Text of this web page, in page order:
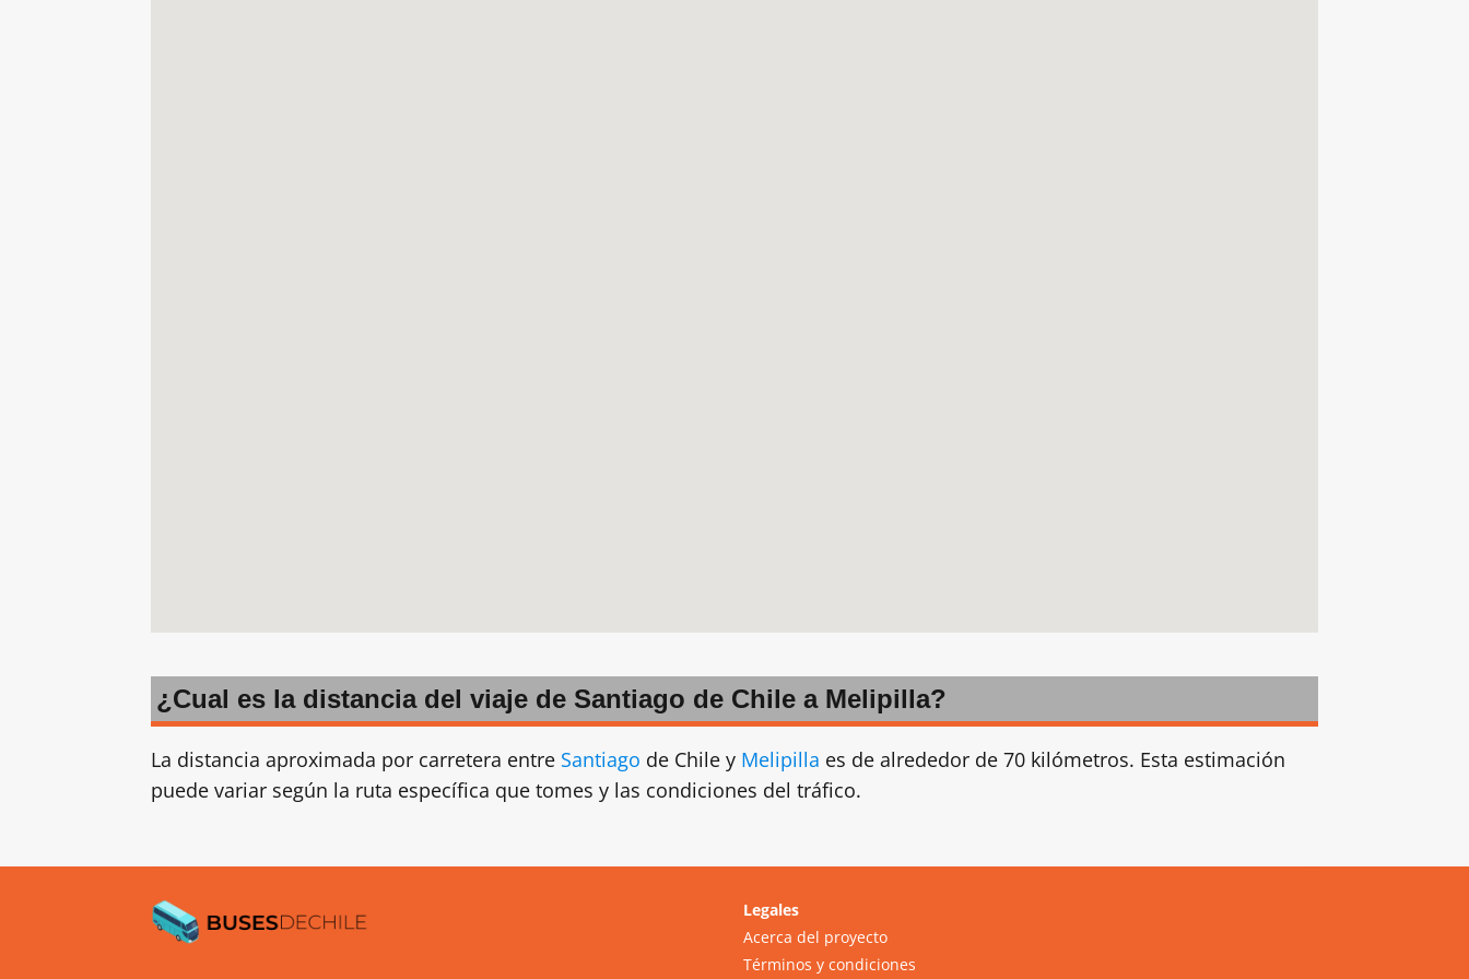
¿Cual es la distancia del viaje de Santiago de Chile a Melipilla?
La distancia aproximada por carretera entre Santiago de Chile y Melipilla es de alrededor de 70 kilómetros. Esta estimación
puede variar según la ruta específica que tomes y las condiciones del tráfico.
Legales
Acerca del proyecto
Términos y condiciones